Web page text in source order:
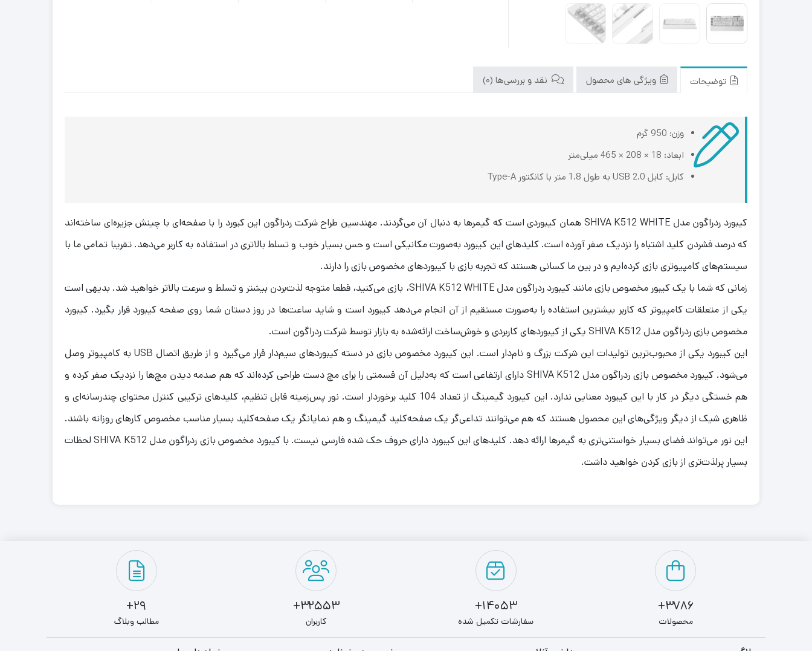
توضیحات ویژگی های محصول نقد و بررسی‌ها (0)
وزن: 950 گرم
ابعاد: 18 × 208 × 465 میلی‌متر
کابل: کابل USB 2.0 به طول 1.8 متر با کانکتور Type-A
کیبورد ردراگون مدل SHIVA K512 WHITE همان کیبوردی است که گیمرها به دنبال آن می‌گردند. مهندسین طراح شرکت ردراگون این کبورد را با صفحه‌ای با چینش جزیره‌ای ساخته‌اند
که درصد فشردن کلید اشتباه را نزدیک صفر آورده است. کلیدهای این کیبورد به‌صورت مکانیکی است و حس بسیار خوب و تسلط بالاتری در استفاده به کاربر می‌دهد. تقریبا تمامی ما با
سیستم‌های کامپیوتری بازی کرده‌ایم و در بین ما کسانی هستند که تجربه بازی با کیبوردهای مخصوص بازی را دارند.
زمانی که شما با یک کیبور مخصوص بازی مانند کیبورد ردراگون مدل SHIVA K512 WHITE، بازی می‌کنید، قطعا متوجه لذت‌بردن بیشتر و تسلط و سرعت بالاتر خواهید شد. بدیهی است
یکی از متعلقات کامپیوتر که کاربر بیشترین استفاده را به‌صورت مستقیم از آن انجام می‌دهد کیبورد است و شاید ساعت‌ها در روز دستان شما روی صفحه کیبورد قرار بگیرد. کیبورد
مخصوص بازی ردراگون مدل SHIVA K512 یکی از کیبوردهای کاربردی و خوش‌ساخت ارائه‌شده به بازار توسط شرکت ردراگون است.
این کیبورد یکی از محبوب‌ترین تولیدات این شرکت بزرگ و نام‌دار است. این کیبورد مخصوص بازی در دسته کیبوردهای سیم‌دار قرار می‌گیرد و از طریق اتصال USB به کامپیوتر وصل
می‌شود. کیبورد مخصوص بازی ردراگون مدل SHIVA K512 دارای ارتفاعی است که به‌دلیل آن قسمتی را برای مچ دست طراحی کرده‌اند که هم صدمه دیدن مچ‌ها را نزدیک صفر کرده و
هم خستگی دیگر در کار با این کیبورد معنایی ندارد. این کیبورد گیمینگ از تعداد 104 کلید برخوردار است. نور پس‌زمینه قابل تنظیم، کلیدهای ترکیبی کنترل محتوای چندرسانه‌ای و
ظاهری شیک از دیگر ویژگی‌های این محصول هستند که هم می‌توانند تداعی‌گر یک صفحه‌کلید گیمینگ و هم نمایانگر یک صفحه‌کلید بسیار مناسب مخصوص کارهای روزانه باشند.
این نور می‌تواند فضای بسیار خواستنی‌تری به گیمرها ارائه دهد. کلیدهای این کیبورد دارای حروف حک شده فارسی نیست. با کیبورد مخصوص بازی ردراگون مدل SHIVA K512 لحظات
بسیار پرلذت‌تری از بازی کردن خواهید داشت.
3786+
محصولات
14053+
سفارشات تکمیل شده
32553+
کاربران
29+
مطالب وبلاگ